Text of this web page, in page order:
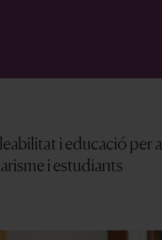
i educació per a
i estudiants